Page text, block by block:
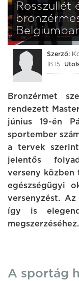
Rosszullét
Szerző:
18:15
Bronzérmet
rendezett
június 19-én
sportember
a tervek
jelentős
verseny
egészségügyi
versenyzést.
így is
megszerzéséhez.
A sportág